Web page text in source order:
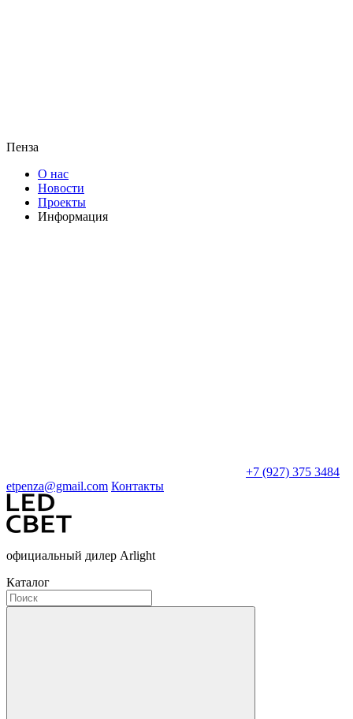
Пенза
О нас
Новости
Проекты
Информация
+7 (927) 375 3484
etpenza@gmail.com Контакты
официальный дилер Arlight
Каталог